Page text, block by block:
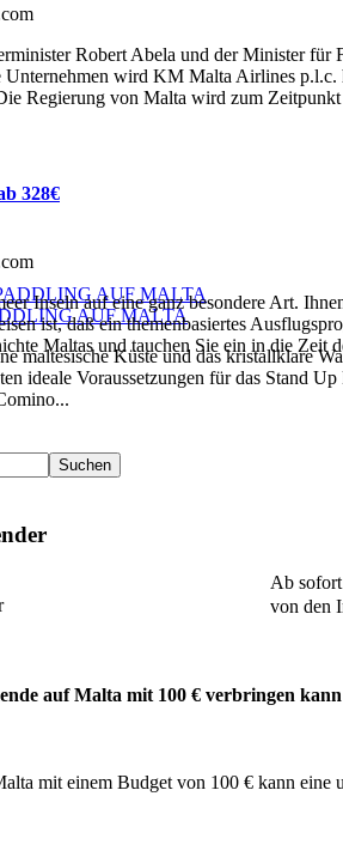
AUF MALTA
maltesische Küste und das kristallklare
ideale Voraussetzungen für das Stand
Robert Abela und der Minister für
Unternehmen wird KM Malta Airlines
Regierung von Malta wird zum
328€
Inseln auf eine ganz besondere Art.
ist, daß ein themenbasiertes
Maltas und tauchen Sie ein in die
Suchen
Ab
von den
auf Malta mit 100 € verbringen kann
mit einem Budget von 100 € kann eine